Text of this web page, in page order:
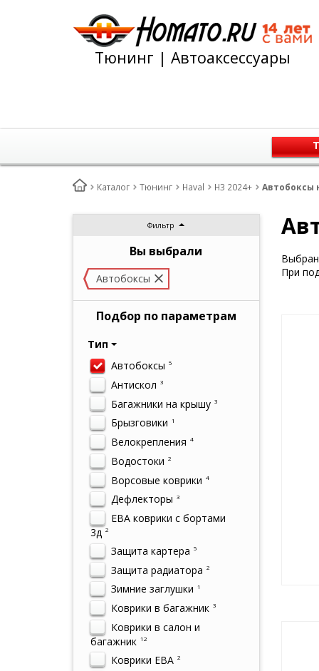
Тюнинг | Автоаксессуары
Каталог Тюнинг Haval H3 2024+ Автобоксы
Фильтр
Вы выбрали
Автобоксы
Подбор по параметрам
Тип
Автобоксы 5
Антискол 3
Багажники на крышу 3
Брызговики 1
Велокрепления 4
Водостоки 2
Ворсовые коврики 4
Дефлекторы 3
ЕВА коврики с бортами
3д 2
Защита картера 5
Защита радиатора 2
Зимние заглушки 1
Коврики в багажник 3
Коврики в салон и
багажник 12
Коврики ЕВА 2
Выбран
При